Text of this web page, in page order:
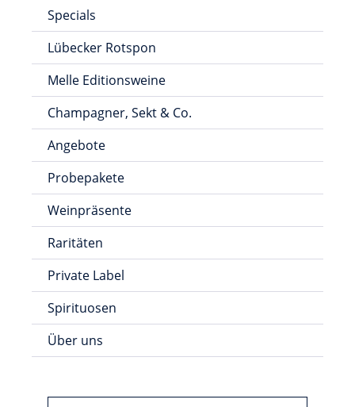
Specials
Lübecker Rotspon
Melle Editionsweine
Champagner, Sekt & Co.
Angebote
Probepakete
Weinpräsente
Raritäten
Private Label
Spirituosen
Über uns